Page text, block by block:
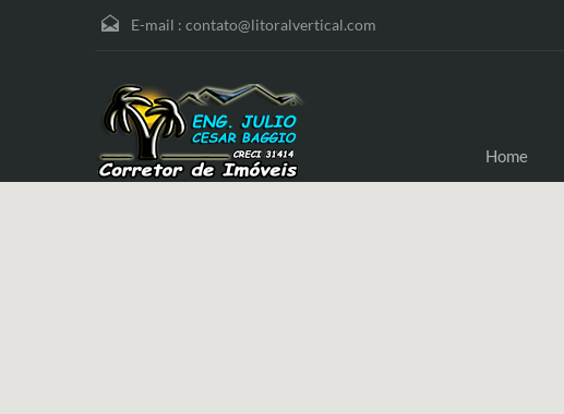
E-mail : contato@litoralvertical.com
Home